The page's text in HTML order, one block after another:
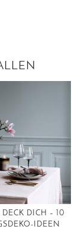
DECK DICH – 10
IDEEN